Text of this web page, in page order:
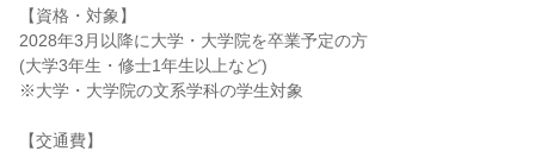
【資格・対象】
2028年3月以降に大学・大学院を卒業予定の方
(大学3年生・修士1年生以上など)
※大学・大学院の文系学科の学生対象
【交通費】